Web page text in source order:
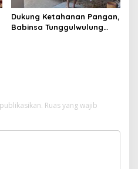
Dukung Ketahanan Pangan,
Babinsa Tunggulwulung
Ruas yang wajib